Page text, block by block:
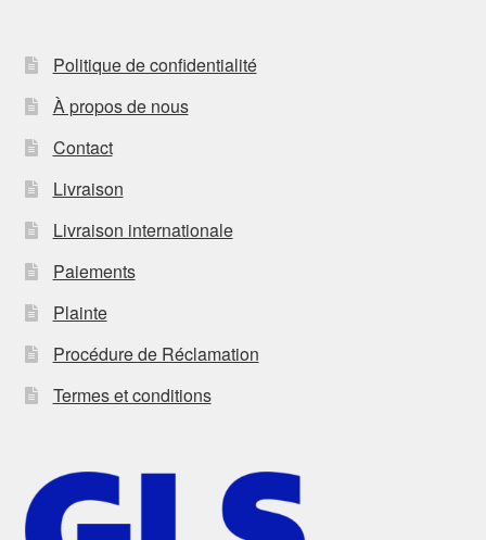
Politique de confidentialité
À propos de nous
Contact
Livraison
Livraison internationale
Paiements
Plainte
Procédure de Réclamation
Termes et conditions